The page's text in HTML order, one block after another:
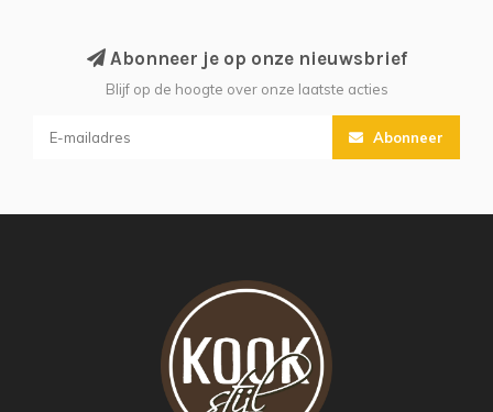
Abonneer je op onze nieuwsbrief
Blijf op de hoogte over onze laatste acties
Abonneer